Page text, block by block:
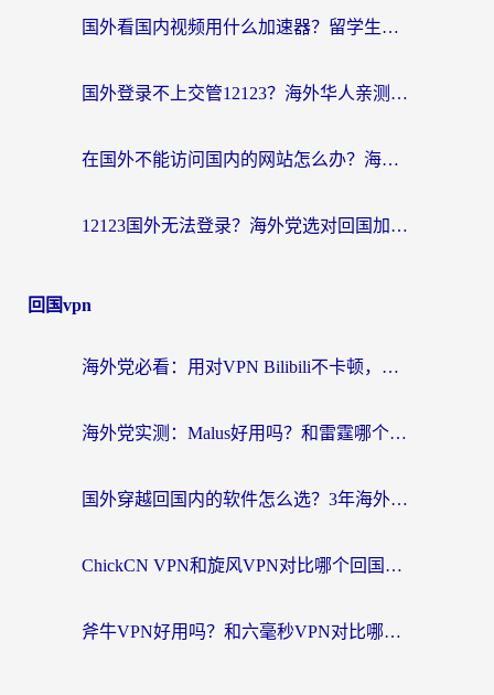
国外看国内视频用什么加速器？留学生和海外华人的实用指南
国外登录不上交管12123？海外华人亲测有效的回国加速器选择指南
在国外不能访问国内的网站怎么办？海外党必看的无缝回国上网指南
12123国外无法登录？海外党选对回国加速器，轻松解决国内资源访问难题
回国vpn
海外党必看：用对VPN Bilibili不卡顿，英国玩国内游戏也丝滑——2026回国加速器选择指南
海外党实测：Malus好用吗？和雷霆哪个好？+ 3款热门加速器深度对比
国外穿越回国内的软件怎么选？3年海外党亲测实用指南，告别地域限制
ChickCN VPN和旋风VPN对比哪个回国效果更好？海外党实测回国内网神器指南
斧牛VPN好用吗？和六毫秒VPN对比哪个回国效果更好？海外党亲测实用指南